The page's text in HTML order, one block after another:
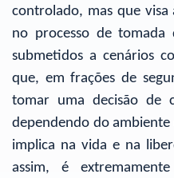
controlado, mas que
no processo de tomada
submetidos a cenários
que, em frações de
tomar uma decisão de
dependendo do
implica na vida e na
assim, é